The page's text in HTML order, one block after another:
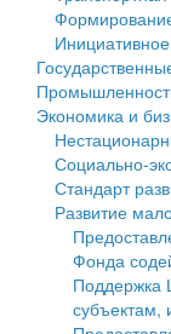
Экономика и
Символика
Устав
Гостям округа
Туризм
Культура
Образование
Администрация
Тверской
Управление
Открытые
Работа с
Финансовое
Бюджет для
Имущество
Выявление
объектов
среднего
Экономика и
Социально-
Стандарт
Развитие
Фонда
Поддержка